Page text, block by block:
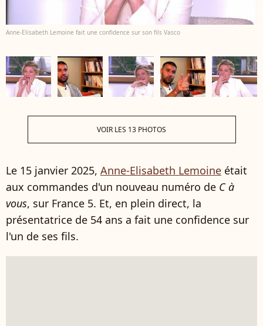
Anne-Elisabeth Lemoine fait une confidence sur son fils Vasco
VOIR LES 13 PHOTOS
Le 15 janvier 2025, Anne-Elisabeth Lemoine était
aux commandes d'un nouveau numéro de C à
vous, sur France 5. Et, en plein direct, la
présentatrice de 54 ans a fait une confidence sur
l'un de ses fils.